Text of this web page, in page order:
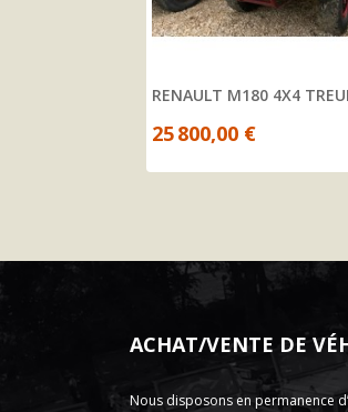
VIM 85RENAULT M180 4X4
25 800,00 €
ACHAT/VENTE DE
Nous disposons en permanence